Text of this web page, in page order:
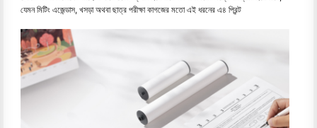
যেমন মিটিং এজেন্ডাস, খসড়া অথবা ছাত্র পরীক্ষা কাগজের মতো এই ধরনের এ৪ প্রিন্ট